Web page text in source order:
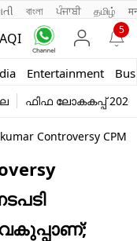
বাংলা ਪੰਜਾਬੀ தமிழ்
AQI
5
Entertainment
ഫിഫ ലോകകപ്പ് 2026
Controversy CPM